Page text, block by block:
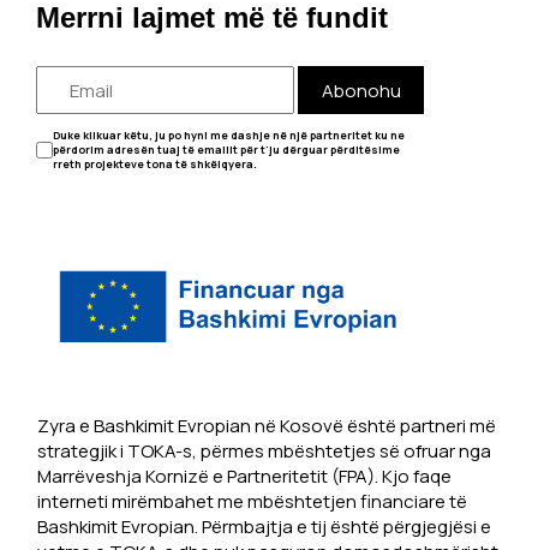
Merrni lajmet më të fundit
Abonohu
Duke klikuar këtu, ju po hyni me dashje në një partneritet ku ne
përdorim adresën tuaj të emailit për t'ju dërguar përditësime
rreth projekteve tona të shkëlqyera.
Zyra e Bashkimit Evropian në Kosovë është partneri më
strategjik i TOKA-s, përmes mbështetjes së ofruar nga
Marrëveshja Kornizë e Partneritetit (FPA). Kjo faqe
interneti mirëmbahet me mbështetjen financiare të
Bashkimit Evropian. Përmbajtja e tij është përgjegjësi e